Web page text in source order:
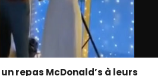
repas McDonald’s à leurs